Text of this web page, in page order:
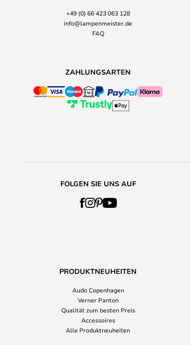
+49 (0) 66 423 063 128
info@lampenmeister.de
FAQ
ZAHLUNGSARTEN
FOLGEN SIE UNS AUF
PRODUKTNEUHEITEN
Audo Copenhagen
Verner Panton
Qualität zum besten Preis
Accessoires
Alle Produktneuheiten